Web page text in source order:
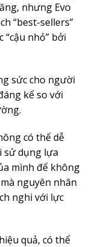
nhưng Evo
“best-sellers”
nhỏ” bởi
sức cho người
kể so với
có thể dễ
sử dụng lựa
mình để không
nguyên nhân
nghi với lực
quả, có thể